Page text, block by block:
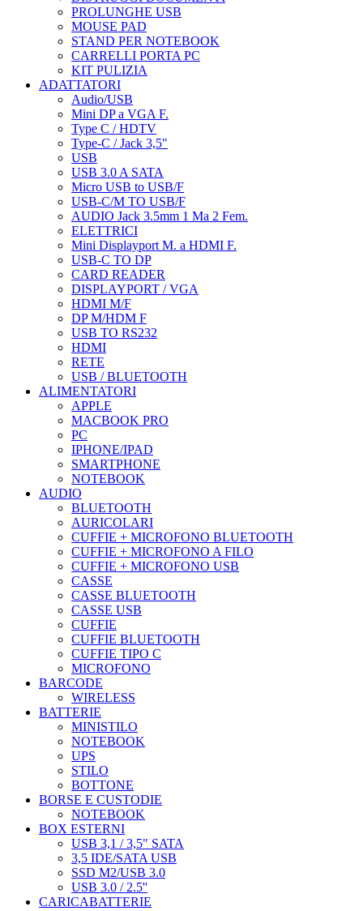
PROLUNGHE USB
MOUSE PAD
STAND PER NOTEBOOK
CARRELLI PORTA PC
KIT PULIZIA
ADATTATORI
Audio/USB
Mini DP a VGA F.
Type C / HDTV
Type-C / Jack 3,5"
USB
USB 3.0 A SATA
Micro USB to USB/F
USB-C/M TO USB/F
AUDIO Jack 3.5mm 1 Ma 2 Fem.
ELETTRICI
Mini Displayport M. a HDMI F.
USB-C TO DP
CARD READER
DISPLAYPORT / VGA
HDMI M/F
DP M/HDM F
USB TO RS232
HDMI
RETE
USB / BLUETOOTH
ALIMENTATORI
APPLE
MACBOOK PRO
PC
IPHONE/IPAD
SMARTPHONE
NOTEBOOK
AUDIO
BLUETOOTH
AURICOLARI
CUFFIE + MICROFONO BLUETOOTH
CUFFIE + MICROFONO A FILO
CUFFIE + MICROFONO USB
CASSE
CASSE BLUETOOTH
CASSE USB
CUFFIE
CUFFIE BLUETOOTH
CUFFIE TIPO C
MICROFONO
BARCODE
WIRELESS
BATTERIE
MINISTILO
NOTEBOOK
UPS
STILO
BOTTONE
BORSE E CUSTODIE
NOTEBOOK
BOX ESTERNI
USB 3,1 / 3,5" SATA
3,5 IDE/SATA USB
SSD M2/USB 3.0
USB 3.0 / 2.5''
CARICABATTERIE